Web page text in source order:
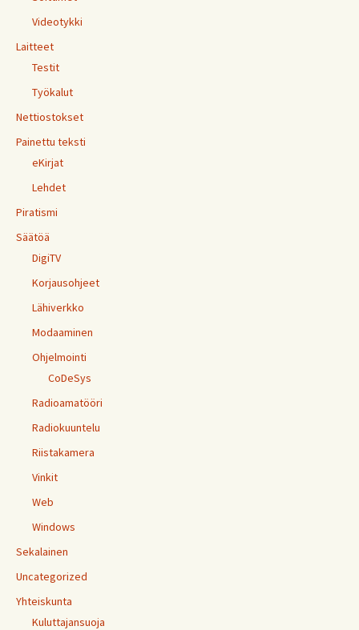
Videotykki
Laitteet
Testit
Työkalut
Nettiostokset
Painettu teksti
eKirjat
Lehdet
Piratismi
Säätöä
DigiTV
Korjausohjeet
Lähiverkko
Modaaminen
Ohjelmointi
CoDeSys
Radioamatööri
Radiokuuntelu
Riistakamera
Vinkit
Web
Windows
Sekalainen
Uncategorized
Yhteiskunta
Kuluttajansuoja